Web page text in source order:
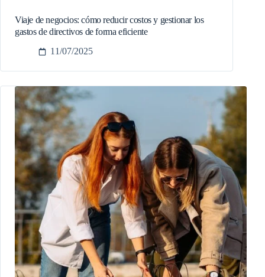
Viaje de negocios: cómo reducir costos y gestionar los
gastos de directivos de forma eficiente
11/07/2025